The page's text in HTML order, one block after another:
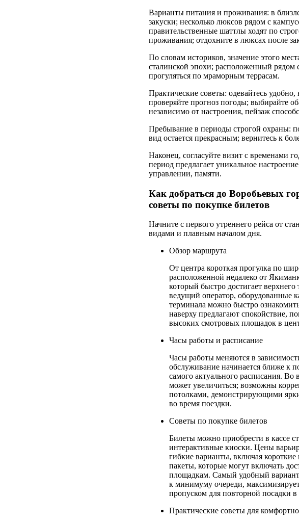
Варианты питания и проживания: в
закуски; несколько люксов рядом с
правительственные шаттлы ходят по
проживания; отдохните в люксах после
По словам историков, значение этого
сталинской эпохи; расположенный
прогуляться по мраморным террасам.
Практические советы: одевайтесь
проверяйте прогноз погоды; выбирайте
независимо от настроения, пейзаж
Пребывание в периоды строгой охраны:
вид остается прекрасным; вернитесь к
Наконец, согласуйте визит с временами
период предлагает уникальное
управлении, памяти.
Как добраться до Воробьевых
советы по покупке билетов
Начните с первого утреннего рейса от
видами и плавным началом дня.
Обзор маршрута
От центра короткая прогулка по
расположенной недалеко от
который быстро достигает
ведущий оператор, оборудованные
терминала можно быстро
наверху предлагают спокойствие,
высоких смотровых площадок в
Часы работы и расписание
Часы работы меняются в
обслуживание начинается ближе к
самого актуального расписания.
может увеличиться; возможны
потолками, демонстрирующими
во время поездки.
Советы по покупке билетов
Билеты можно приобрести в кассе
интерактивные киоски. Цены
гибкие варианты, включая
пакеты, которые могут включать
площадкам. Самый удобный вариант
к минимуму очереди,
пропуском для повторной посадки в
Практические советы для